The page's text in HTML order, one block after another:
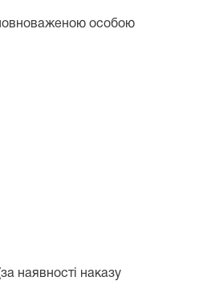
особою
наявності наказу